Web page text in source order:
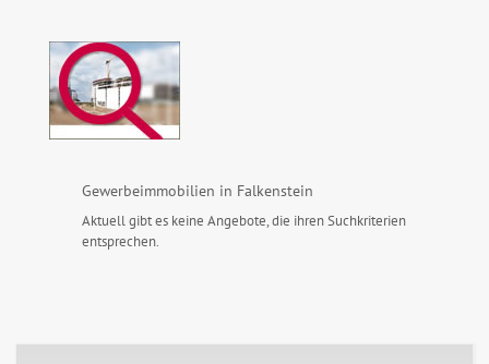
Gewerbeimmobilien in Falkenstein
Aktuell gibt es keine Angebote, die ihren Suchkriterien
entsprechen.